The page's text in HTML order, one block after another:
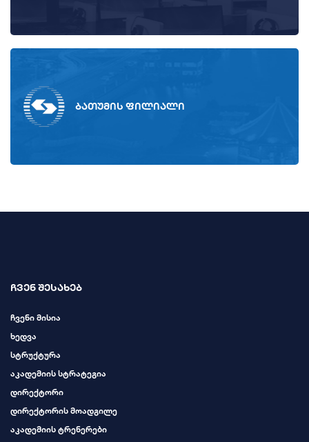
ბათუმის ფილიალი
ჩვენ შესახებ
ჩვენი მისია
ხედვა
სტრუქტურა
აკადემიის სტრატეგია
დირექტორი
დირექტორის მოადგილე
აკადემიის ტრენერები